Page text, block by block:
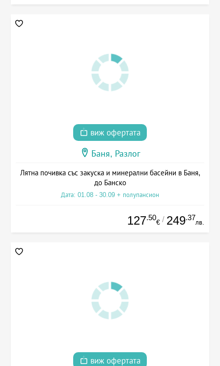
виж офертата
Баня, Разлог
Лятна почивка със закуска и минерални басейни в Баня,
до Банско
Дата: 01.08 - 30.09 + полупансион
127.50
€ / 249.37
лв.
виж офертата